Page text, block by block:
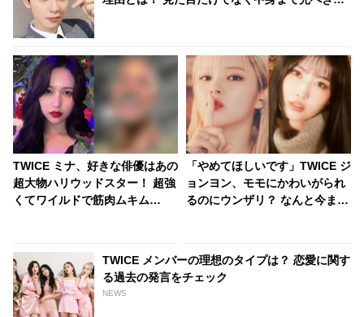
TWICE ミナ、好きな俳優はあの
超大物ハリウッドスター！ 超強
くてワイルドで筋肉ムキム
ンびっくり
「やめてほしいです」TWICE ジ
ョンヨン、モモにかわいがられ
るのにウンザリ？ なんと今まで
こり
TWICE メンバーの理想のタイプは？ 恋愛に関す
る過去の発言をチェック
NEWS